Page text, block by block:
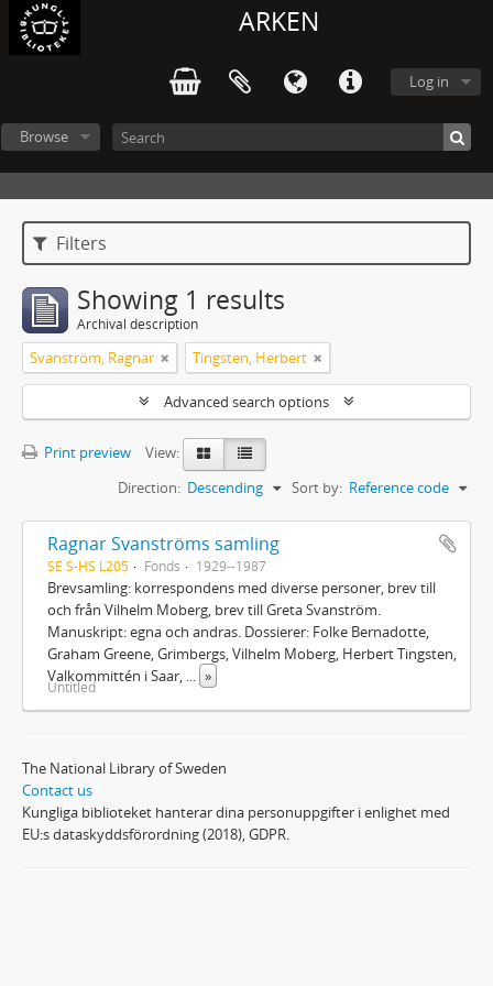
ARKEN
Log in
Browse
Filters
Showing 1 results
Archival description
Svanström, Ragnar Tingsten, Herbert
Advanced search options
Print preview
View:
Sort by: Reference code
Direction: Descending
Ragnar Svanströms samling
SE S-HS L205 Fonds 1929--1987
Brevsamling: korrespondens med diverse personer, brev till
och från Vilhelm Moberg, brev till Greta Svanström.
Manuskript: egna och andras. Dossierer: Folke Bernadotte,
Graham Greene, Grimbergs, Vilhelm Moberg, Herbert Tingsten,
Valkommittén i Saar,
»
Untitled
The National Library of Sweden
Contact us
Kungliga biblioteket hanterar dina personuppgifter i enlighet med
EU:s dataskyddsförordning (2018), GDPR.